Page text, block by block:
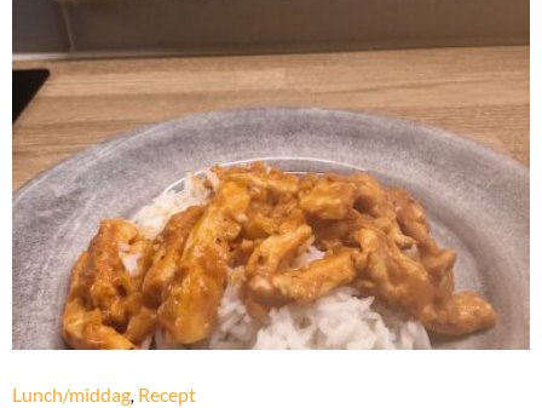
Lunch/middag, Recept